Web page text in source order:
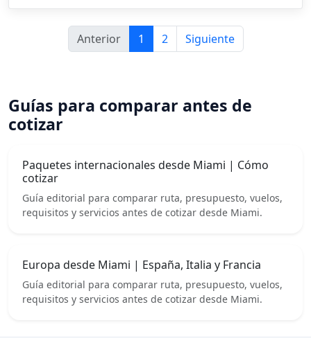
Anterior 1 2 Siguiente
Guías para comparar antes de
cotizar
Paquetes internacionales desde Miami | Cómo
cotizar
Guía editorial para comparar ruta, presupuesto, vuelos,
requisitos y servicios antes de cotizar desde Miami.
Europa desde Miami | España, Italia y Francia
Guía editorial para comparar ruta, presupuesto, vuelos,
requisitos y servicios antes de cotizar desde Miami.